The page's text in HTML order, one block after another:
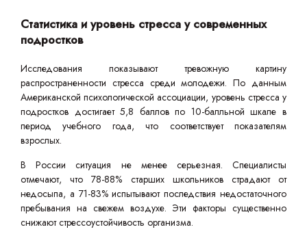
Статистика и уровень стресса у современных
подростков
Исследования показывают тревожную картину
распространенности стресса среди молодежи. По данным
Американской психологической ассоциации, уровень стресса у
подростков достигает 5,8 баллов по 10-балльной шкале в
период учебного года, что соответствует показателям
взрослых.
В России ситуация не менее серьезная. Специалисты
отмечают, что 78-88% старших школьников страдают от
недосыпа, а 71-83% испытывают последствия недостаточного
пребывания на свежем воздухе. Эти факторы существенно
снижают стрессоустойчивость организма.